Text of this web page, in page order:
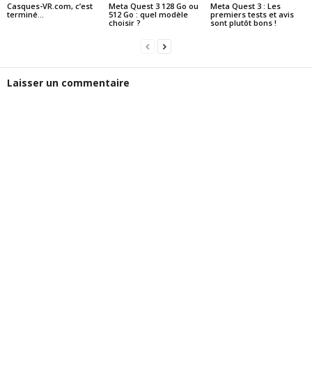
Casques-VR.com, c’est
terminé…
Meta Quest 3 128 Go ou
512 Go : quel modèle
choisir ?
Meta Quest 3 : Les
premiers tests et avis
sont plutôt bons !
Laisser un commentaire